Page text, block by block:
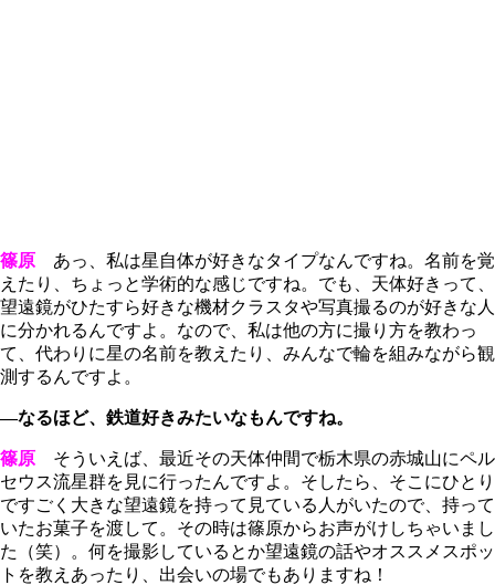
篠原 あっ、私は星自体が好きなタイプなんですね。名前を覚
えたり、ちょっと学術的な感じですね。でも、天体好きって、
望遠鏡がひたすら好きな機材クラスタや写真撮るのが好きな人
に分かれるんですよ。なので、私は他の方に撮り方を教わっ
て、代わりに星の名前を教えたり、みんなで輪を組みながら観
測するんですよ。
―なるほど、鉄道好きみたいなもんですね。
篠原 そういえば、最近その天体仲間で栃木県の赤城山にペル
セウス流星群を見に行ったんですよ。そしたら、そこにひとり
ですごく大きな望遠鏡を持って見ている人がいたので、持って
いたお菓子を渡して。その時は篠原からお声がけしちゃいまし
た（笑）。何を撮影しているとか望遠鏡の話やオススメスポッ
トを教えあったり、出会いの場でもありますね！